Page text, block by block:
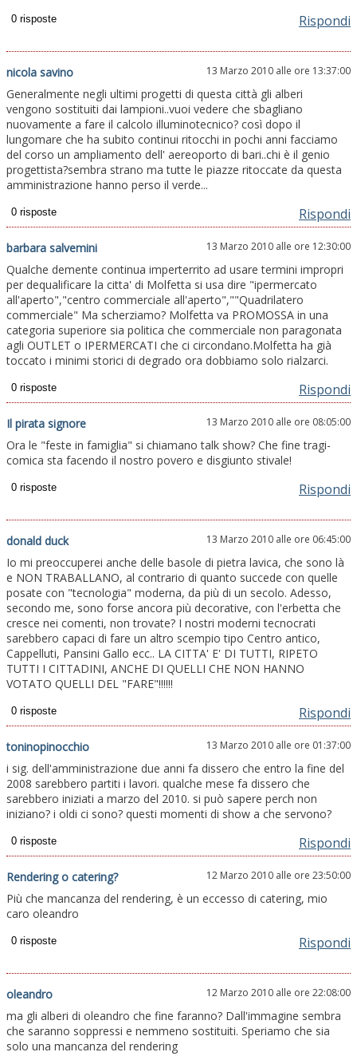
Rispondi
nicola savino 13 Marzo 2010 alle ore 13:37:00
Generalmente negli ultimi progetti di questa città gli alberi
vengono sostituiti dai lampioni..vuoi vedere che sbagliano
nuovamente a fare il calcolo illuminotecnico? così dopo il
lungomare che ha subito continui ritocchi in pochi anni facciamo
del corso un ampliamento dell' aereoporto di bari..chi è il genio
progettista?sembra strano ma tutte le piazze ritoccate da questa
amministrazione hanno perso il verde...
Rispondi
barbara salvemini 13 Marzo 2010 alle ore 12:30:00
Qualche demente continua imperterrito ad usare termini impropri
per dequalificare la citta' di Molfetta si usa dire "ipermercato
all'aperto","centro commerciale all'aperto",""Quadrilatero
commerciale" Ma scherziamo? Molfetta va PROMOSSA in una
categoria superiore sia politica che commerciale non paragonata
agli OUTLET o IPERMERCATI che ci circondano.Molfetta ha già
toccato i minimi storici di degrado ora dobbiamo solo rialzarci.
Rispondi
Il pirata signore 13 Marzo 2010 alle ore 08:05:00
Ora le "feste in famiglia" si chiamano talk show? Che fine tragi-
comica sta facendo il nostro povero e disgiunto stivale!
Rispondi
donald duck 13 Marzo 2010 alle ore 06:45:00
Io mi preoccuperei anche delle basole di pietra lavica, che sono là
e NON TRABALLANO, al contrario di quanto succede con quelle
posate con "tecnologia" moderna, da più di un secolo. Adesso,
secondo me, sono forse ancora più decorative, con l'erbetta che
cresce nei comenti, non trovate? I nostri moderni tecnocrati
sarebbero capaci di fare un altro scempio tipo Centro antico,
Cappelluti, Pansini Gallo ecc.. LA CITTA' E' DI TUTTI, RIPETO
TUTTI I CITTADINI, ANCHE DI QUELLI CHE NON HANNO
VOTATO QUELLI DEL "FARE"!!!!!!
Rispondi
toninopinocchio 13 Marzo 2010 alle ore 01:37:00
i sig. dell'amministrazione due anni fa dissero che entro la fine del
2008 sarebbero partiti i lavori. qualche mese fa dissero che
sarebbero iniziati a marzo del 2010. si può sapere perch non
iniziano? i oldi ci sono? questi momenti di show a che servono?
Rispondi
Rendering o catering? 12 Marzo 2010 alle ore 23:50:00
Più che mancanza del rendering, è un eccesso di catering, mio
caro oleandro
Rispondi
oleandro 12 Marzo 2010 alle ore 22:08:00
ma gli alberi di oleandro che fine faranno? Dall'immagine sembra
che saranno soppressi e nemmeno sostituiti. Speriamo che sia
solo una mancanza del rendering